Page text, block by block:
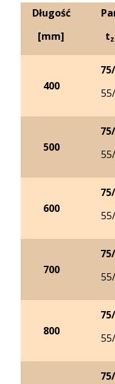
Długość
[mm]
tz
400
500
600
700
800